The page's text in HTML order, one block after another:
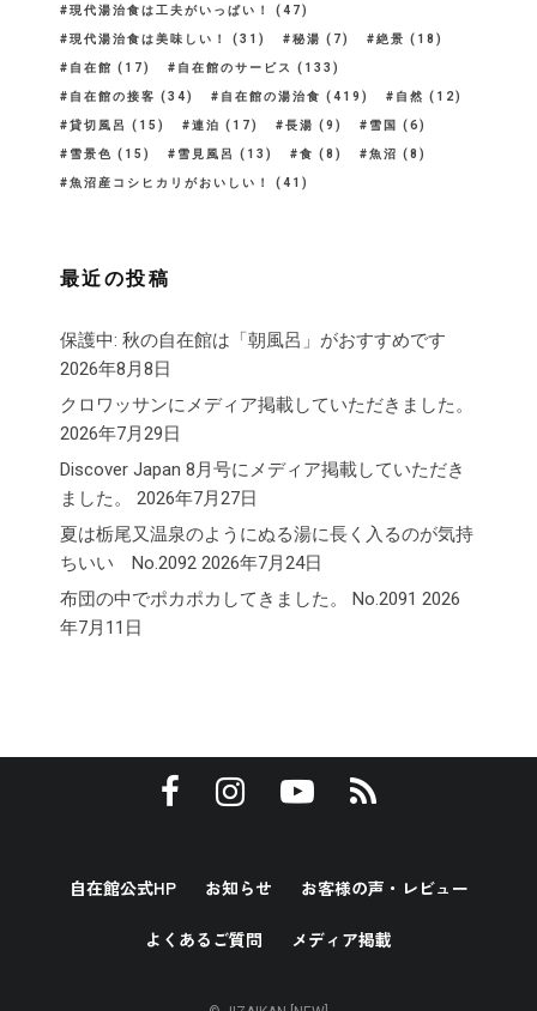
現代湯治食は工夫がいっぱい！ (47)
現代湯治食は美味しい！ (31) 秘湯 (7) 絶景 (18)
自在館 (17) 自在館のサービス (133)
自在館の接客 (34) 自在館の湯治食 (419) 自然 (12)
貸切風呂 (15) 連泊 (17) 長湯 (9) 雪国 (6)
雪景色 (15) 雪見風呂 (13) 食 (8) 魚沼 (8)
魚沼産コシヒカリがおいしい！ (41)
最近の投稿
保護中: 秋の自在館は「朝風呂」がおすすめです
2026年8月8日
クロワッサンにメディア掲載していただきました。
2026年7月29日
Discover Japan 8月号にメディア掲載していただき
ました。
2026年7月27日
夏は栃尾又温泉のようにぬる湯に長く入るのが気持
ちいい No.2092 2026年7月24日
布団の中でポカポカしてきました。 No.2091 2026
年7月11日
自在館公式HP お知らせ お客様の声・レビュー
よくあるご質問 メディア掲載